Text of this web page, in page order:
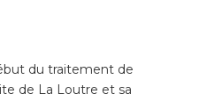
du traitement de
de La Loutre et sa